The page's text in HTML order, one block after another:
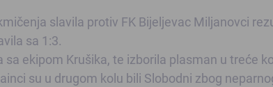
slavila protiv FK Bijeljevac Miljanovci
sa 1:3.
ekipom Krušika, te izborila plasman u treće
su u drugom kolu bili Slobodni zbog